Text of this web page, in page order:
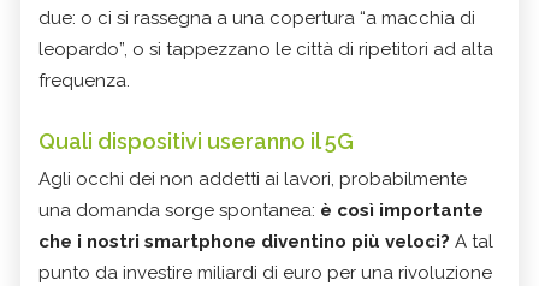
due: o ci si rassegna a una copertura “a macchia di
leopardo”, o si tappezzano le città di ripetitori ad alta
frequenza.
Quali dispositivi useranno il 5G
Agli occhi dei non addetti ai lavori, probabilmente
una domanda sorge spontanea: è così importante
che i nostri smartphone diventino più veloci? A tal
punto da investire miliardi di euro per una rivoluzione